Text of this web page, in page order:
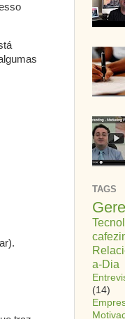
TAGS
a-Dia
(14)